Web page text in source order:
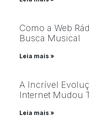
Como a Web
Busca Musical
Leia mais »
A Incrível
Internet Mudou
Leia mais »